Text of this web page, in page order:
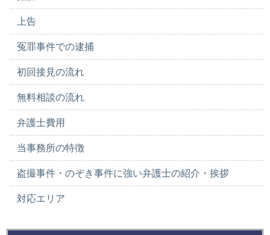
上告
冤罪事件での逮捕
初回接見の流れ
無料相談の流れ
弁護士費用
当事務所の特徴
盗撮事件・のぞき事件に強い弁護士の紹介・挨拶
対応エリア